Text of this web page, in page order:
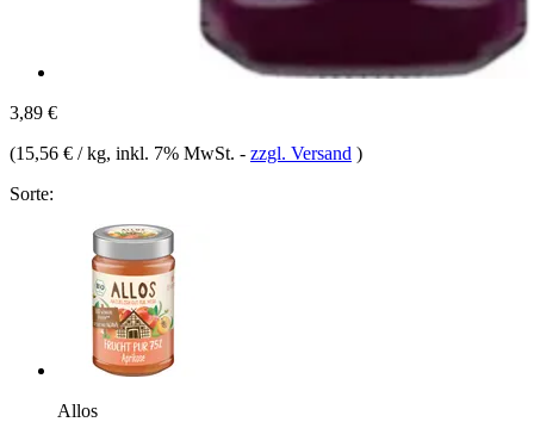
3,89 €
(15,56 € / kg, inkl. 7% MwSt. - zzgl. Versand )
Sorte:
Allos